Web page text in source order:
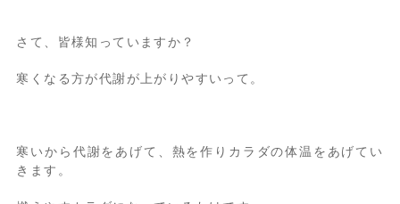
さて、皆様知っていますか？
寒くなる方が代謝が上がりやすいって。
寒いから代謝をあげて、熱を作りカラダの体温をあげてい
きます。